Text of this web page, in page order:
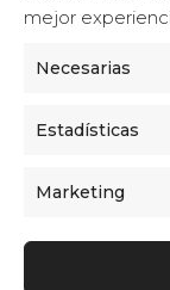
mejor
Necesarias
Estadísticas
Marketing